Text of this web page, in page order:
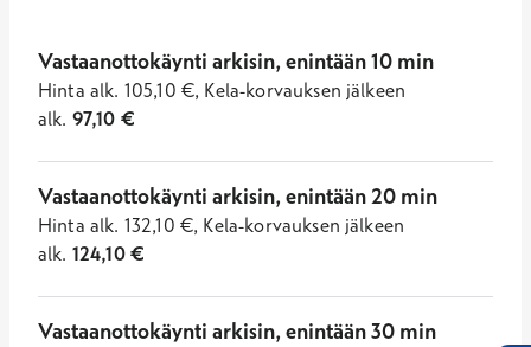
Vastaanottokäynti arkisin, enintään 10 min
Hinta alk. 105,10 €, Kela-korvauksen jälkeen
alk. 97,10 €
Vastaanottokäynti arkisin, enintään 20 min
Hinta alk. 132,10 €, Kela-korvauksen jälkeen
alk. 124,10€
Vastaanottokäynti arkisin, enintään 30 min